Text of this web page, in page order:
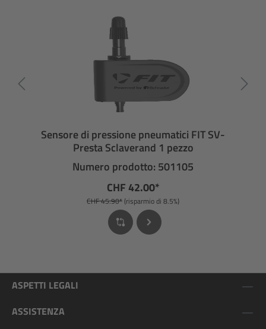
Sensore di pressione pneumatici FIT SV-
Presta Sclaverand 1 pezzo
Numero prodotto: 501105
CHF 42.00*
CHF 45.90*(risparmio di 8.5%)
ASPETTI LEGALI
ASSISTENZA